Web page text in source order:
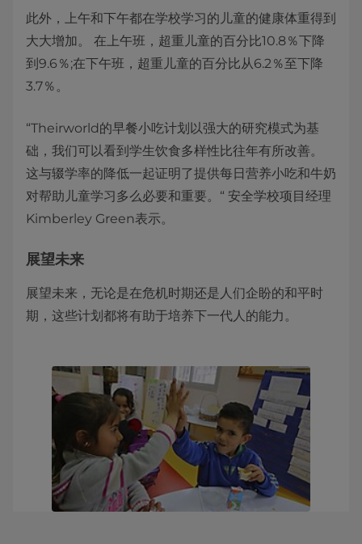
此外，上午和下午都在学校学习的儿童的健康体重得到
大大增加。 在上午班，超重儿童的百分比10.8％下降
到9.6％;在下午班，超重儿童的百分比从6.2％至下降
3.7％。
“Theirworld的早餐小吃计划以强大的研究模式为基
础，我们可以看到学生饮食多样性比往年有所改善。
这与辍学率的降低一起证明了提供每日营养小吃和牛奶
对帮助儿童学习多么必要和重要。“ 安全学校项目经理
Kimberley Green表示。
展望未来
展望未来，无论是在危机时期还是人们企盼的和平时
期，这些计划都将有助于培养下一代人的能力。